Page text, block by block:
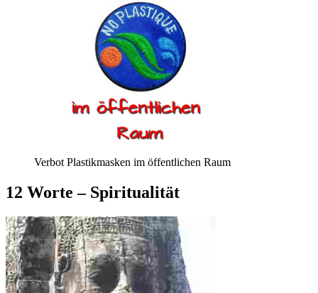
Verbot Plastikmasken im öffentlichen Raum
12 Worte – Spiritualität